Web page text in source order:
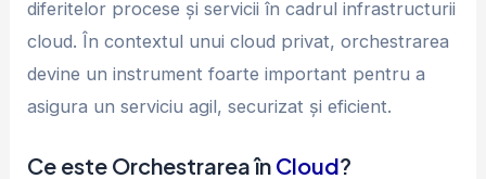
diferitelor procese și servicii în cadrul infrastructurii
cloud. În contextul unui cloud privat, orchestrarea
devine un instrument foarte important pentru a
asigura un serviciu agil, securizat și eficient.
Ce este Orchestrarea în Cloud?